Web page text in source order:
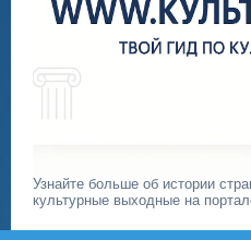
Узнайте больше об истории
культурные выходные на